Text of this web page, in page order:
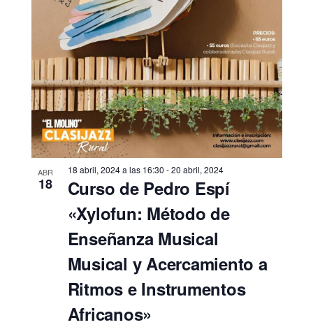
ABR
18
18 abril, 2024 a las 16:30 -20 abril, 2024
Curso de Pedro Espí
«Xylofun: Método de
Enseñanza Musical
Musical y Acercamiento a
Ritmos e Instrumentos
Africanos»